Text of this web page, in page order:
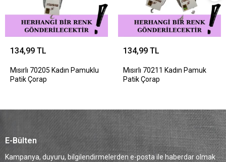
134,99 TL
Mısırlı 70205 Kadın Pamuklu
Patik Çorap
134,99 TL
Mısırlı 70211 Kadın Pamuk
Patik Çorap
E-Bülten
Kampanya, duyuru, bilgilendirmelerden e-posta ile haberdar olmak